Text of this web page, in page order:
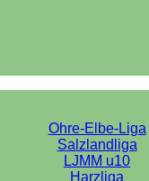
Ohre-Elbe-Liga
Salzlandliga
LJMM u10
Harzliga